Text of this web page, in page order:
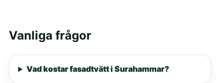
Vanliga frågor
Vad kostar fasadtvätt i Surahammar?